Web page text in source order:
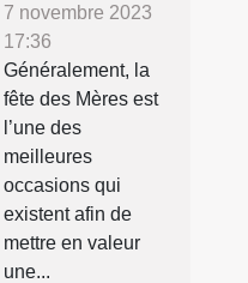
7 novembre 2023
17:36
Généralement, la
fête des Mères est
l’une des
meilleures
occasions qui
existent afin de
mettre en valeur
une...